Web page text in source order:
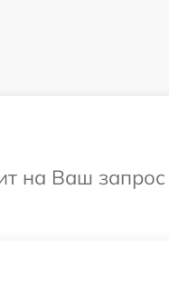
на Ваш